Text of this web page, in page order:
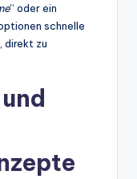
“ oder ein
schnelle
direkt zu